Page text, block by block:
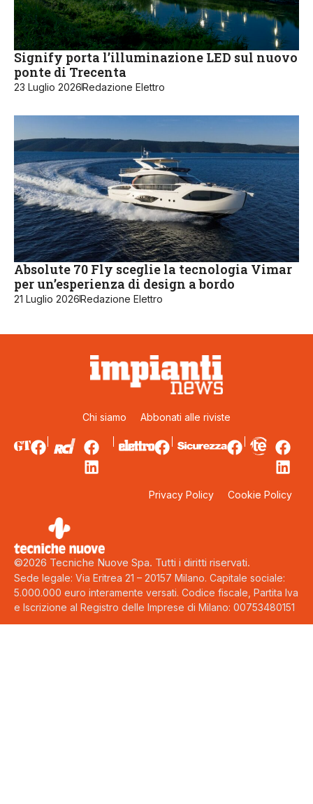
Signify porta l’illuminazione LED sul nuovo
ponte di Trecenta
23 Luglio 2026Redazione Elettro
Absolute 70 Fly sceglie la tecnologia Vimar
per un’esperienza di design a bordo
21 Luglio 2026Redazione Elettro
Chi siamo Abbonati alle riviste
Privacy Policy Cookie Policy
©2026 Tecniche Nuove Spa. Tutti i diritti riservati.
Sede legale: Via Eritrea 21 – 20157 Milano. Capitale sociale:
5.000.000 euro interamente versati. Codice fiscale, Partita Iva
e Iscrizione al Registro delle Imprese di Milano: 00753480151